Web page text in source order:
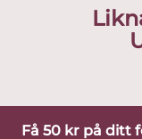
Få 50 kr på ditt